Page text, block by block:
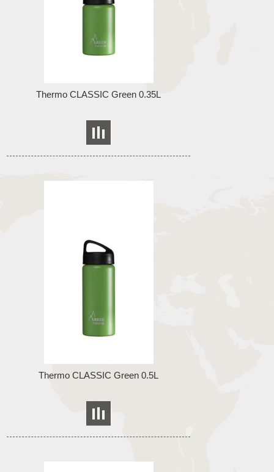
Thermo CLASSIC Green 0.35L
Thermo CLASSIC Green 0.5L